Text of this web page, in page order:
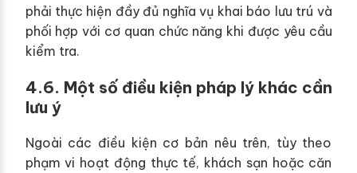
phải thực hiện đầy đủ nghĩa vụ khai báo lưu trú và
phối hợp với cơ quan chức năng khi được yêu cầu
kiểm tra.
4.6. Một số điều kiện pháp lý khác cần
lưu ý
Ngoài các điều kiện cơ bản nêu trên, tùy theo
phạm vi hoạt động thực tế, khách sạn hoặc căn